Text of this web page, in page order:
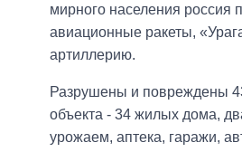
мирного населения россия
авиационные ракеты,
артиллерию.
Разрушены и повреждены
объекта - 34 жилых дома,
урожаем, аптека, гаражи,